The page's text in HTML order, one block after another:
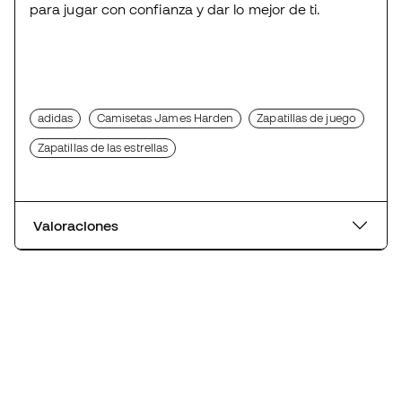
para jugar con confianza y dar lo mejor de ti.
adidas Camisetas James Harden Zapatillas de juego
Zapatillas de las estrellas
Valoraciones